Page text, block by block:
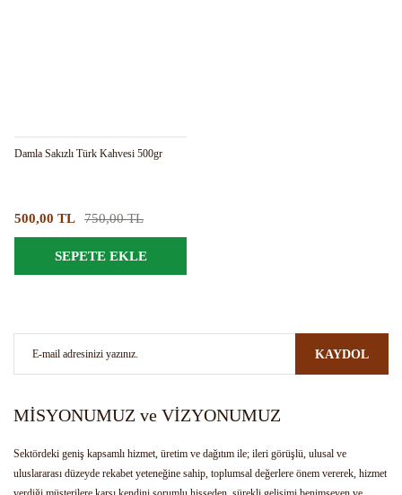
Damla Sakızlı Türk Kahvesi 500gr
500,00 TL 750,00 TL
SEPETE EKLE
KAYDOL
MİSYONUMUZ ve VİZYONUMUZ
Sektördeki geniş kapsamlı hizmet, üretim ve dağıtım ile; ileri görüşlü, ulusal ve
uluslararası düzeyde rekabet yeteneğine sahip, toplumsal değerlere önem vererek, hizmet